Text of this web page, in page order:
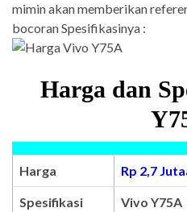
mimin akan memberikan
bocoran Spesifikasinya :
Harga dan
Harga Rp 2,7
Spesifikasi Vivo Y75A